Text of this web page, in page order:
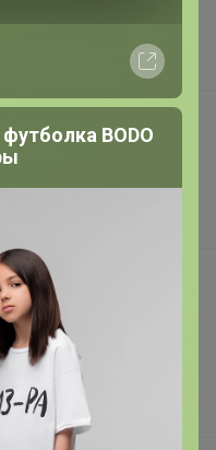
BODO